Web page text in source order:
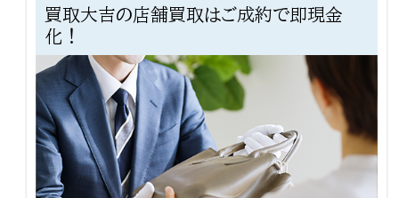
買取大吉の店舗買取はご成約で即現金
化！